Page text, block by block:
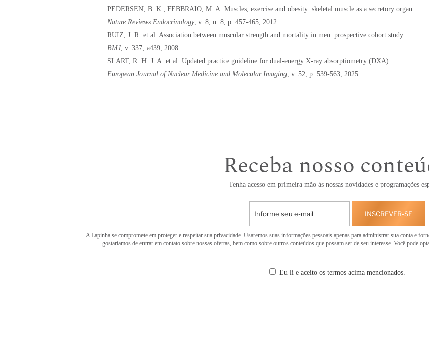
PEDERSEN, B. K.; FEBBRAIO, M. A. Muscles, exercise and obesity: skeletal muscle as a secretory organ.
Nature Reviews Endocrinology, v. 8, n. 8, p. 457-465, 2012.
RUIZ, J. R. et al. Association between muscular strength and mortality in men: prospective cohort study.
BMJ, v. 337, a439, 2008.
SLART, R. H. J. A. et al. Updated practice guideline for dual-energy X-ray absorptiometry (DXA).
European Journal of Nuclear Medicine and Molecular Imaging , v. 52, p. 539-563, 2025.
Receba nosso
Tenha acesso em primeira mão às nossas novidades e programações
INSCREVER-SE
A Lapinha se compromete em proteger e respeitar sua privacidade. Usaremos suas informações pessoais apenas para administrar sua conta e
gostaríamos de entrar em contato sobre nossas ofertas, bem como sobre outros conteúdos que possam ser de seu interesse. Você pode
Eu li e aceito os termos acima mencionados.